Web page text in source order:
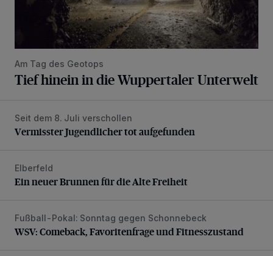
Am Tag des Geotops
Tief hinein in die Wuppertaler Unterwelt
Vermisster Jugendlicher tot aufgefunden
Seit dem 8. Juli verschollen
Vermisster Jugendlicher tot aufgefunden
Ein neuer Brunnen für die Alte Freiheit
Elberfeld
Ein neuer Brunnen für die Alte Freiheit
WSV: Comeback, Favoritenfrage und Fitnesszustand
Fußball-Pokal: Sonntag gegen Schonnebeck
WSV: Comeback, Favoritenfrage und Fitnesszustand